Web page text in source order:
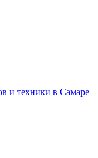
и техники в Самаре